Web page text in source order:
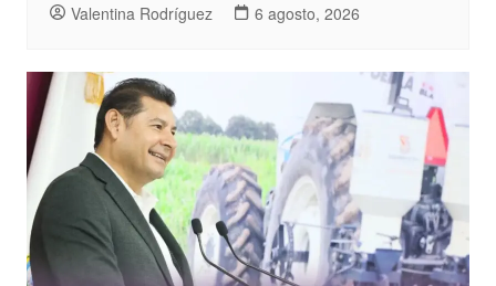
Valentina Rodríguez 6 agosto, 2026